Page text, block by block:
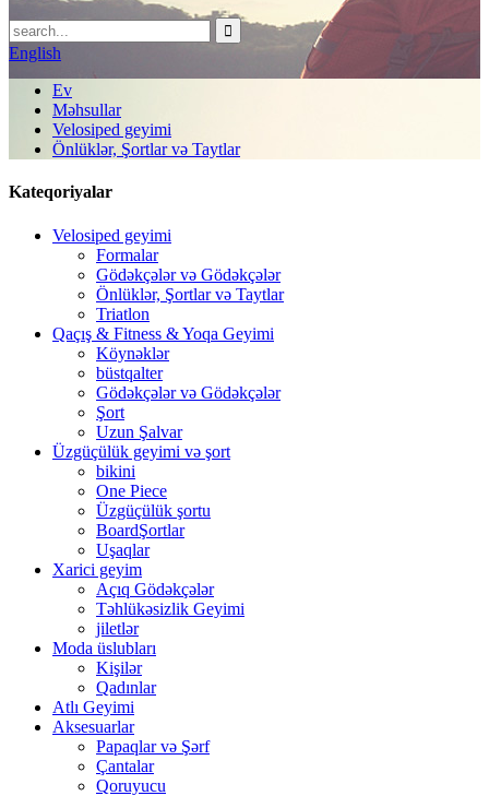
English
Ev
Məhsullar
Velosiped geyimi
Önlüklər, Şortlar və Taytlar
Kateqoriyalar
Velosiped geyimi
Formalar
Gödəkçələr və Gödəkçələr
Önlüklər, Şortlar və Taytlar
Triatlon
Qaçış & Fitness & Yoqa Geyimi
Köynəklər
büstqalter
Gödəkçələr və Gödəkçələr
Şort
Uzun Şalvar
Üzgüçülük geyimi və şort
bikini
One Piece
Üzgüçülük şortu
BoardŞortlar
Uşaqlar
Xarici geyim
Açıq Gödəkçələr
Təhlükəsizlik Geyimi
jiletlər
Moda üslubları
Kişilər
Qadınlar
Atlı Geyimi
Aksesuarlar
Papaqlar və Şərf
Çantalar
Qoruyucu